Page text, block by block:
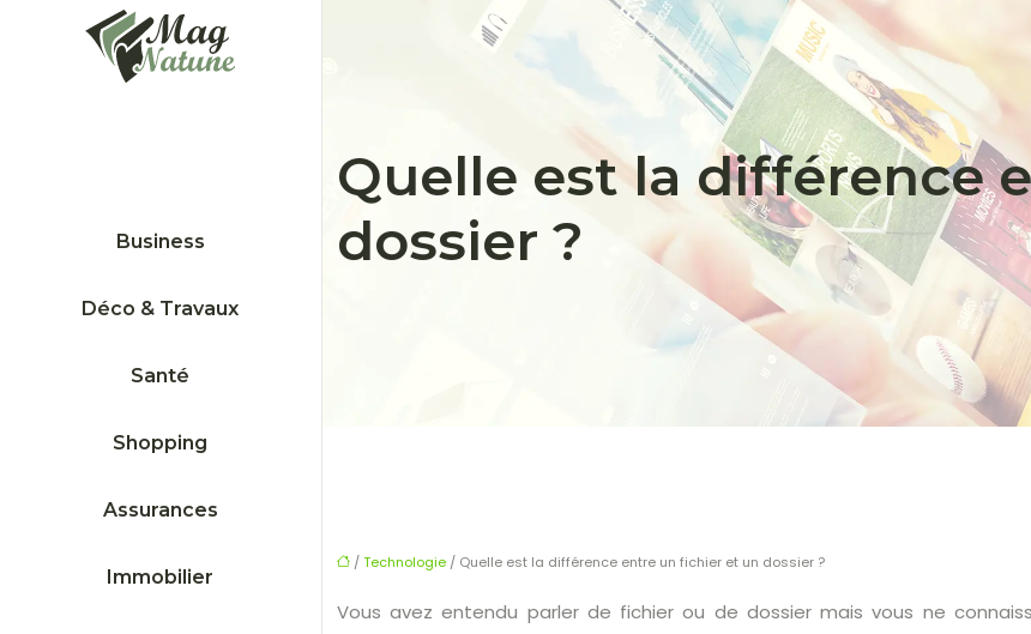
Business
Déco & Travaux
Santé
Shopping
Assurances
Immobilier
Quelle est la différence
dossier ?
/Technologie/ Quelle est la différence entre un fichier et un dossier ?
Vous avez entendu parler de fichier ou de dossier mais vous ne